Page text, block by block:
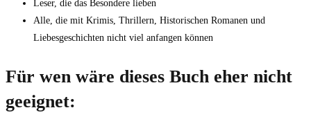
Leser, die das Besondere lieben
Alle, die mit Krimis, Thrillern, Historischen Romanen und
Liebesgeschichten nicht viel anfangen können
Für wen wäre dieses Buch eher nicht
geeignet: